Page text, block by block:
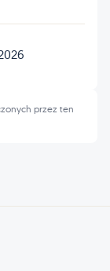
przez ten